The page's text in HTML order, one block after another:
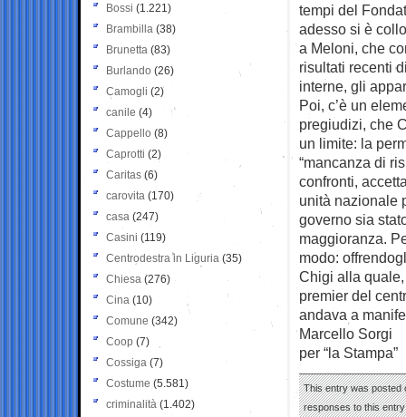
tempi del
adesso si è
a Meloni, che
risultati recenti
interne, gli
Poi, c’è un
pregiudizi, che
un limite: la
“mancanza di
confronti,
unità nazionale
governo sia
maggioranza.
modo:
Chigi alla
premier del
andava a
Marcello Sorgi
per “la Stampa”
This entry was posted
responses to this
Bossi (1.221)
Brambilla (38)
Brunetta (83)
Burlando (26)
Camogli (2)
canile (4)
Cappello (8)
Caprotti (2)
Caritas (6)
carovita (170)
casa (247)
Casini (119)
Centrodestra in Liguria (35)
Chiesa (276)
Cina (10)
Comune (342)
Coop (7)
Cossiga (7)
Costume (5.581)
criminalità (1.402)